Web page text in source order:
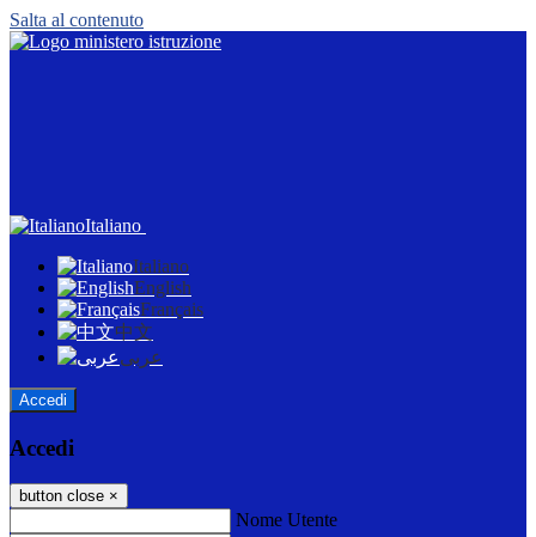
Salta al contenuto
Italiano
Italiano
English
Français
中文
عربى
Accedi
Accedi
button close ×
Nome Utente